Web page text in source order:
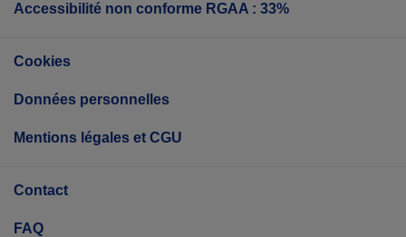
Accessibilité non conforme RGAA : 33%
Cookies
Données personnelles
Mentions légales et CGU
Contact
FAQ